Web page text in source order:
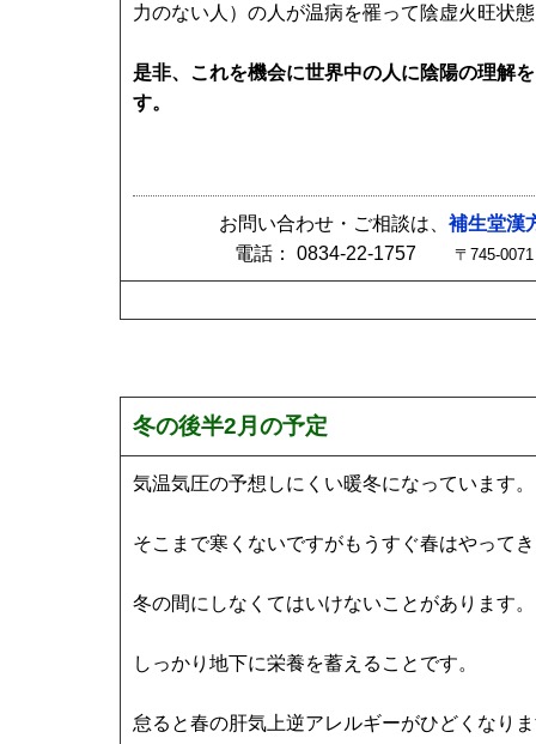
力のない人）の人が温病を罹って陰虚火旺状
是非、これを機会に世界中の人に陰陽の理解
す。
お問い合わせ・ご相談は、 補生堂漢
電話： 0834-22-1757 〒745-
冬の後半2月の予定
気温気圧の予想しにくい暖冬になっています。
そこまで寒くないですがもうすぐ春はやって
冬の間にしなくてはいけないことがあります。
しっかり地下に栄養を蓄えることです。
怠ると春の肝気上逆アレルギーがひどくなり